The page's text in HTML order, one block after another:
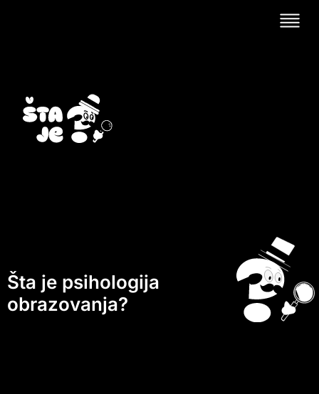
Šta je psihologija
obrazovanja?